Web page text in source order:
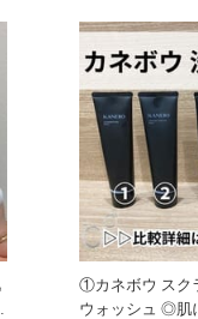
①カネボウ スクラビング マッド
ウォッシュ ◎肌に吸い付くような